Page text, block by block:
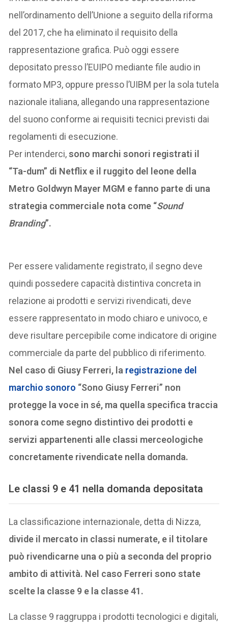
nell’ordinamento dell’Unione a seguito della riforma
del 2017, che ha eliminato il requisito della
rappresentazione grafica. Può oggi essere
depositato presso l’EUIPO mediante file audio in
formato MP3, oppure presso l’UIBM per la sola tutela
nazionale italiana, allegando una rappresentazione
del suono conforme ai requisiti tecnici previsti dai
regolamenti di esecuzione.
Per intenderci,sono marchi sonori registrati il
“Ta-dum” di Netflix e il ruggito del leone della
Metro Goldwyn Mayer MGM e fanno parte di una
strategia commerciale nota come “Sound
Branding”.
Per essere validamente registrato, il segno deve
quindi possedere capacità distintiva concreta in
relazione ai prodotti e servizi rivendicati, deve
essere rappresentato in modo chiaro e univoco, e
deve risultare percepibile come indicatore di origine
commerciale da parte del pubblico di riferimento.
Nel caso di Giusy Ferreri, la registrazione del
marchio sonoro “Sono Giusy Ferreri” non
protegge la voce in sé, ma quella specifica traccia
sonora come segno distintivo dei prodotti e
servizi appartenenti alle classi merceologiche
concretamente rivendicate nella domanda.
Le classi 9 e 41 nella domanda depositata
La classificazione internazionale, detta di Nizza,
divide il mercato in classi numerate, e il titolare
può rivendicarne una o più a seconda del proprio
ambito di attività. Nel caso Ferreri sono state
scelte la classe 9 e la classe 41.
La classe 9 raggruppa i prodotti tecnologici e digitali,